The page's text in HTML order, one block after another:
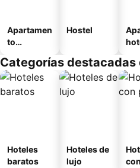
Apartamen
to
o
Hostel
Categorías destacadas
Hoteles
baratos
Hoteles de
lujo
con